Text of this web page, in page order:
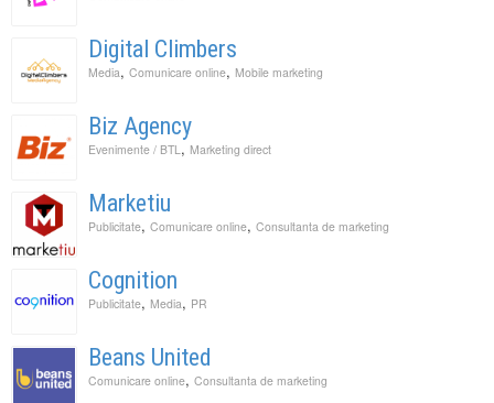
Digital Climbers
Media, Comunicare online, Mobile marketing
Biz Agency
Evenimente / BTL, Marketing direct
Marketiu
Publicitate, Comunicare online, Consultanta de marketing
Cognition
Publicitate, Media, PR
Beans United
Comunicare online, Consultanta de marketing